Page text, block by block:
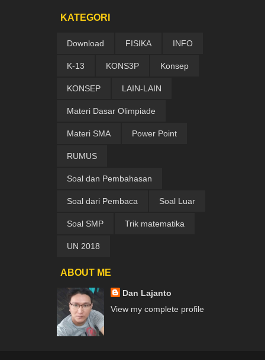
KATEGORI
Download FISIKA INFO
K-13 KONS3P Konsep
KONSEP LAIN-LAIN
Materi Dasar Olimpiade
Materi SMA Power Point
RUMUS
Soal dan Pembahasan
Soal dari Pembaca Soal Luar
Soal SMP Trik matematika
UN 2018
ABOUT ME
Dan Lajanto
View my complete profile